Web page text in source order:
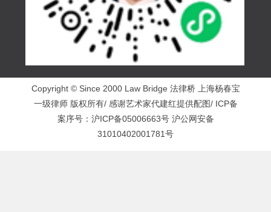
Copyright © Since 2000 Law Bridge 法律桥 上海杨春宝
一级律师 版权所有/ 感谢艺术家代建红提供配图/ ICP备
案序号： 沪ICP备05006663号 沪公网安备
31010402001781号